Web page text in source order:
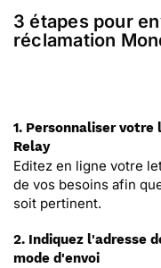
3 étapes pour
réclamation
1. Personnaliser
Relay
Editez en ligne votre
de vos besoins afin
soit pertinent.
2. Indiquez l'adresse
mode d'envoi